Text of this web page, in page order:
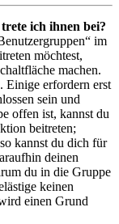
ich ihnen bei?
im
möchtest,
machen.
Einige erfordern erst
sein und
offen ist, kannst du
beitreten;
kannst du dich für
deinen
du in die Gruppe
keinen
einen Grund